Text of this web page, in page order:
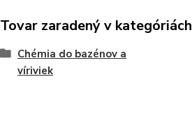
Tovar zaradený v kategóriách
Chémia do bazénov a
víriviek